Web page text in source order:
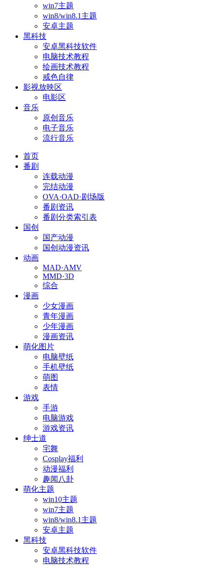
win7主题
win8/win8.1主题
安卓主题
黑科技
安卓黑科技软件
电脑技术教程
绘画技术教程
戒色自律
影视放映区
电影区
音乐
原创音乐
电子音乐
流行音乐
首页
番剧
连载动漫
完结动漫
OVA·OAD·剧场版
番剧资讯
番剧分类索引表
国创
国产动漫
国创动漫资讯
动画
MAD·AMV
MMD·3D
综合
漫画
少女漫画
青年漫画
少年漫画
漫画资讯
萌化图片
电脑壁纸
手机壁纸
萌图
表情
游戏
手游
电脑游戏
游戏资讯
绅士道
宅舞
Cosplay福利
动漫福利
趣闻八卦
萌化主题
win10主题
win7主题
win8/win8.1主题
安卓主题
黑科技
安卓黑科技软件
电脑技术教程